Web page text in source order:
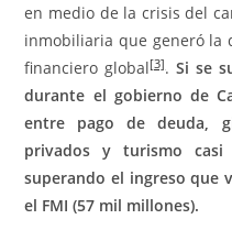
en medio de la crisis del
inmobiliaria que generó la
financiero global[3].Si se
durante el gobierno de
entre pago de deuda,
privados y turismo
superando el ingreso que
el FMI (57 mil millones).